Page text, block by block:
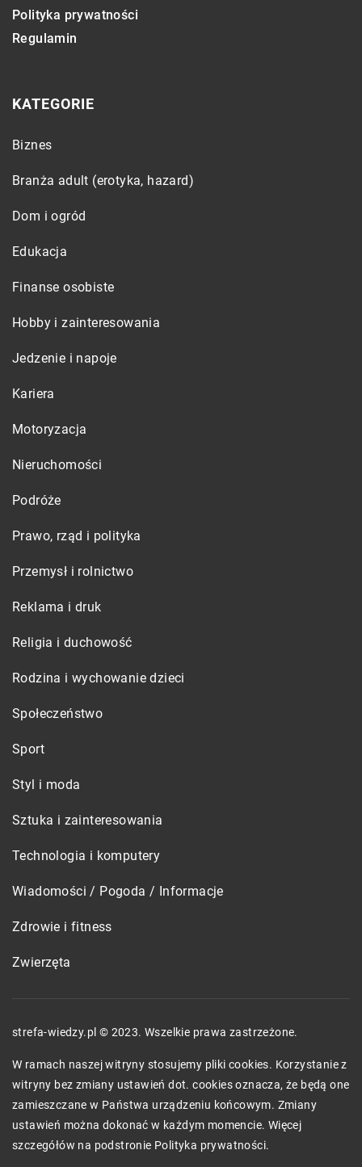
Polityka prywatności
Regulamin
KATEGORIE
Biznes
Branża adult (erotyka, hazard)
Dom i ogród
Edukacja
Finanse osobiste
Hobby i zainteresowania
Jedzenie i napoje
Kariera
Motoryzacja
Nieruchomości
Podróże
Prawo, rząd i polityka
Przemysł i rolnictwo
Reklama i druk
Religia i duchowość
Rodzina i wychowanie dzieci
Społeczeństwo
Sport
Styl i moda
Sztuka i zainteresowania
Technologia i komputery
Wiadomości / Pogoda / Informacje
Zdrowie i fitness
Zwierzęta
strefa-wiedzy.pl © 2023. Wszelkie prawa zastrzeżone.
W ramach naszej witryny stosujemy pliki cookies. Korzystanie z
witryny bez zmiany ustawień dot. cookies oznacza, że będą one
zamieszczane w Państwa urządzeniu końcowym. Zmiany
ustawień można dokonać w każdym momencie. Więcej
szczegółów na podstronie Polityka prywatności.